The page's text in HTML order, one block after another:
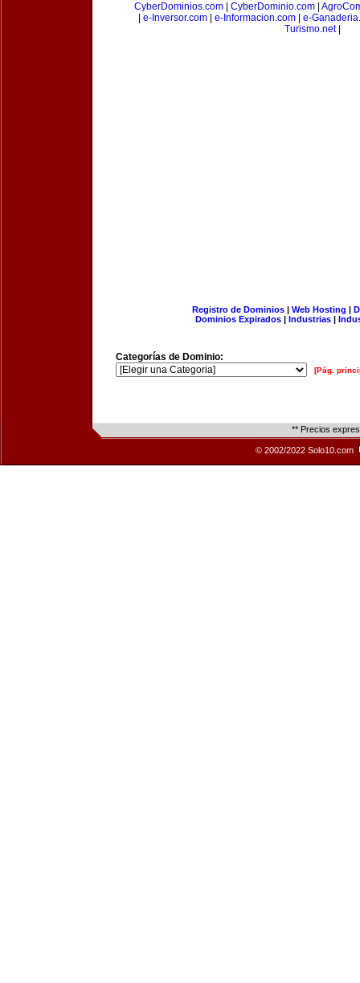
CyberDominios.com| CyberDominio.com|
e-Inversor.com| e-Informacion.com| e-
Turismo.net|
Registro de Dominios| Web Hosting |
Dominios Expirados | Industrias |
Categorías de Dominio:
[Pág.
** Precios
© 2002/2022 Solo10.com